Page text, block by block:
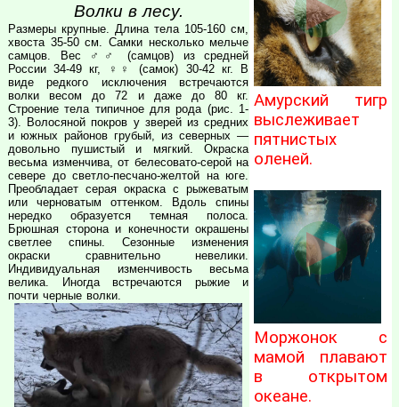
Волки в лесу.
Размеры крупные. Длина тела 105-160 см,
хвоста 35-50 см. Самки несколько мельче
самцов. Вес ♂♂ (самцов) из средней
России 34-49 кг, ♀♀ (самок) 30-42 кг. В
виде редкого исключения встречаются
волки весом до 72 и даже до 80 кг.
Строение тела типичное для рода (рис. 1-
3). Волосяной покров у зверей из средних
и южных районов грубый, из северных —
довольно пушистый и мягкий. Окраска
весьма изменчива, от белесовато-серой на
севере до светло-песчано-желтой на юге.
Преобладает серая окраска с рыжеватым
или черноватым оттенком. Вдоль спины
нередко образуется темная полоса.
Брюшная сторона и конечности окрашены
светлее спины. Сезонные изменения
окраски сравнительно невелики.
Индивидуальная изменчивость весьма
велика. Иногда встречаются рыжие и
почти черные волки.
Амурский тигр
выслеживает
пятнистых
оленей.
Моржонок с
мамой плавают
в открытом
океане.